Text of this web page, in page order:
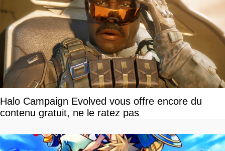
Halo Campaign Evolved vous offre encore du
contenu gratuit, ne le ratez pas